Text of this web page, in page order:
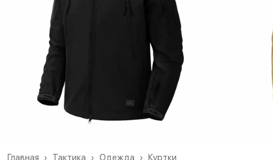
Куртки
Одежда ›
Тактика ›
Главная ›